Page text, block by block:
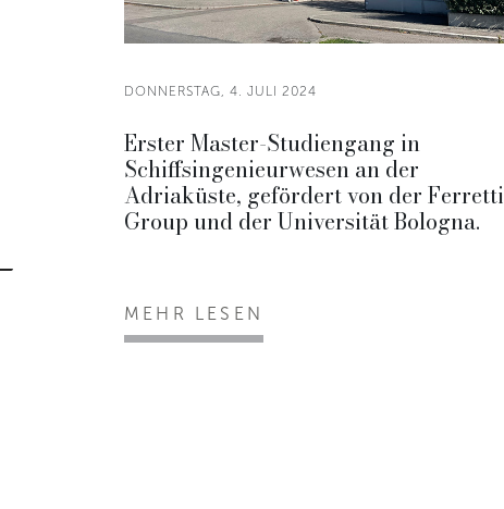
DONNERSTAG, 4. JULI 2024
Erster Master-Studiengang in
Schiffsingenieurwesen an der
Adriaküste, gefördert von der Ferretti
Group und der Universität Bologna.
MEHR LESEN